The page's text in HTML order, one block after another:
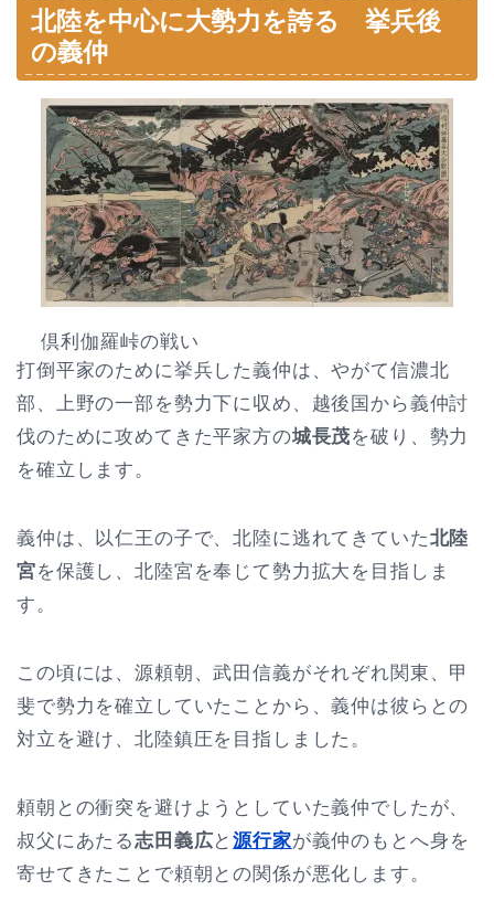
北陸を中心に大勢力を誇る 挙兵後
の義仲
倶利伽羅峠の戦い
打倒平家のために挙兵した義仲は、やがて信濃北
部、上野の一部を勢力下に収め、越後国から義仲討
伐のために攻めてきた平家方の城長茂を破り、勢力
を確立します。
義仲は、以仁王の子で、北陸に逃れてきていた北陸
宮を保護し、北陸宮を奉じて勢力拡大を目指しま
す。
この頃には、源頼朝、武田信義がそれぞれ関東、甲
斐で勢力を確立していたことから、義仲は彼らとの
対立を避け、北陸鎮圧を目指しました。
頼朝との衝突を避けようとしていた義仲でしたが、
叔父にあたる志田義広と源行家が義仲のもとへ身を
寄せてきたことで頼朝との関係が悪化します。